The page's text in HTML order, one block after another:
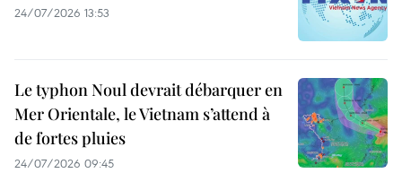
24/07/2026 13:53
Le typhon Noul devrait débarquer en
Mer Orientale, le Vietnam s’attend à
de fortes pluies
24/07/2026 09:45